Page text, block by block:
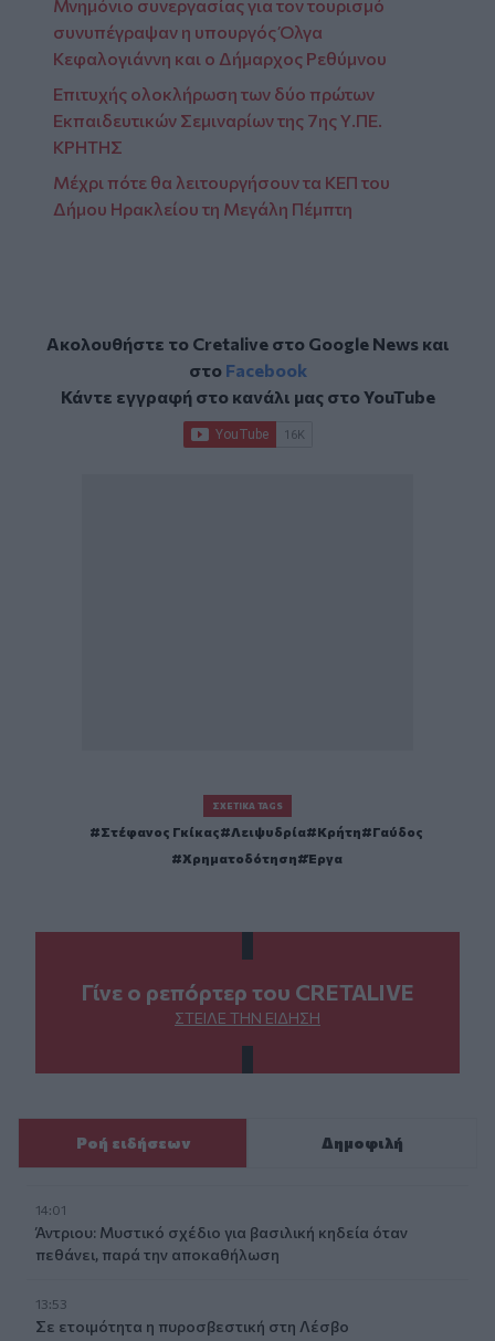
Μνημόνιο συνεργασίας για τον τουρισμό
συνυπέγραψαν η υπουργός Όλγα
Κεφαλογιάννη και ο Δήμαρχος Ρεθύμνου
Επιτυχής ολοκλήρωση των δύο πρώτων
Εκπαιδευτικών Σεμιναρίων της 7ης Υ.ΠΕ.
ΚΡΗΤΗΣ
Μέχρι πότε θα λειτουργήσουν τα ΚΕΠ του
Δήμου Ηρακλείου τη Μεγάλη Πέμπτη
Ακολουθήστε το Cretalive στο Google Newsκαι
στο Facebook
Κάντε εγγραφή στο κανάλι μας στοYouTube
ΣΧΕΤΙΚΆ TAGS
Στέφανος Γκίκας Λειψυδρία Κρήτη
Γαύδος
Χρηματοδότηση
Έργα
Γίνε ο ρεπόρτερ του CRETALIVE
ΣΤΕΊΛΕ ΤΗΝ ΕΊΔΗΣΗ
Ροή ειδήσεων Δημοφιλή
14:01
Άντριου: Μυστικό σχέδιο για βασιλική κηδεία όταν
πεθάνει, παρά την αποκαθήλωση
13:53
Σε ετοιμότητα η πυροσβεστική στη Λέσβο